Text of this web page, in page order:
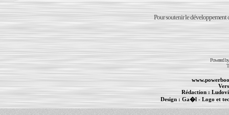
Pour soutenir le développement
Powered
Rédaction :
Design : Ga�l- Logo et
-